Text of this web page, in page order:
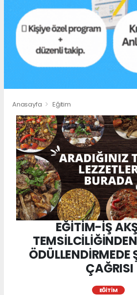
Anasayfa Eğitim
EĞİTİM-İŞ
ÖDÜLLENDİRMEDE
ÇAĞRISI
EĞITIM